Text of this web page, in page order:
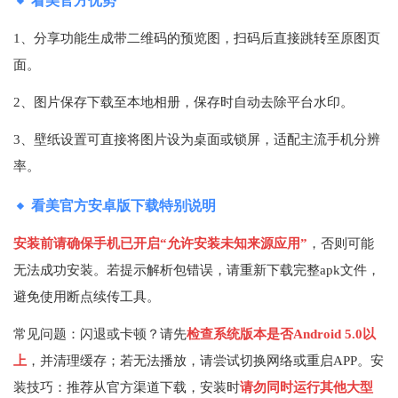
1、分享功能生成带二维码的预览图，扫码后直接跳转至原图页
面。
2、图片保存下载至本地相册，保存时自动去除平台水印。
3、壁纸设置可直接将图片设为桌面或锁屏，适配主流手机分辨
率。
看美官方安卓版下载特别说明
安装前请确保手机已开启“允许安装未知来源应用” ，否则可能
无法成功安装。若提示解析包错误，请重新下载完整apk文件，
避免使用断点续传工具。
常见问题：闪退或卡顿？请先检查系统版本是否Android 5.0以
上 ，并清理缓存；若无法播放，请尝试切换网络或重启APP。安
装技巧：推荐从官方渠道下载，安装时请勿同时运行其他大型